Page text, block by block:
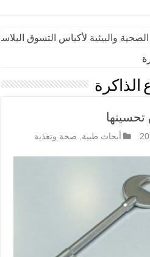
والبيئية لأكياس التسوق
الذاكرة
تحسينها
أبحاث طبية, صحة وتغذية